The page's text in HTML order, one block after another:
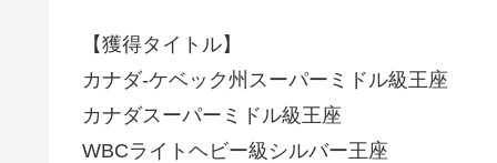
【獲得タイトル】
カナダ-ケベック州スーパーミドル級王座
カナダスーパーミドル級王座
WBCライトヘビー級シルバー王座